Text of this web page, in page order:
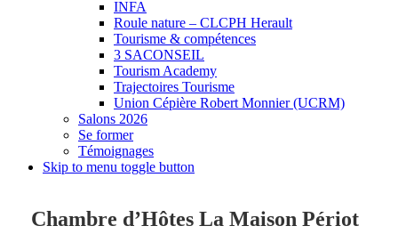
INFA
Roule nature – CLCPH Herault
Tourisme & compétences
3 SACONSEIL
Tourism Academy
Trajectoires Tourisme
Union Cépière Robert Monnier (UCRM)
Salons 2026
Se former
Témoignages
Skip to menu toggle button
Chambre d’Hôtes La Maison Périot